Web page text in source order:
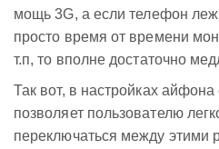
мощь 3G, а если телефон
просто время от времени
т.п, то вполне достаточно
Так вот, в настройках
позволяет пользователю
переключаться между этими